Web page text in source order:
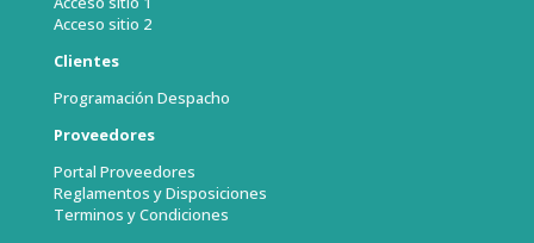
Acceso sitio 2
Clientes
Programación Despacho
Proveedores
Portal Proveedores
Reglamentos y Disposiciones
Terminos y Condiciones